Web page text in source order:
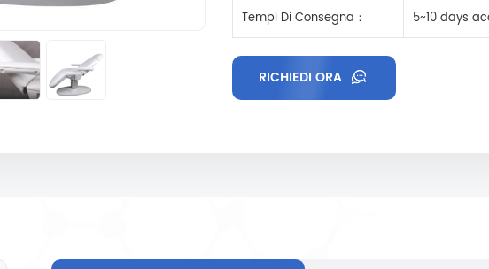
Tempi Di Consegna： 5~10 days
RICHIEDI ORA